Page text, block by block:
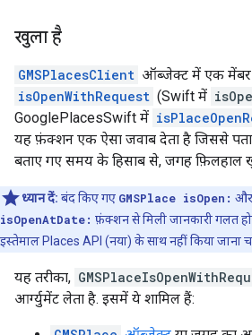
खुला है
GMSPlacesClient ऑब्जेक्ट में एक मेंबर
isOpenWithRequest (Swift में
GooglePlacesSwift में
यह फ़ंक्शन एक ऐसा जवाब देता है जिससे
बताए गए समय के हिसाब से, जगह फ़िलहाल
ध्यान दें: बंद किए गए GMSPlace isOpen: और
isOpenAtDate: फ़ंक्शन से मिली जानकारी गलत
इस्तेमाल Places API (नया) के साथ नहीं किया जाना
यह तरीका,
आर्ग्युमेंट लेता है. इसमें ये शामिल हैं: